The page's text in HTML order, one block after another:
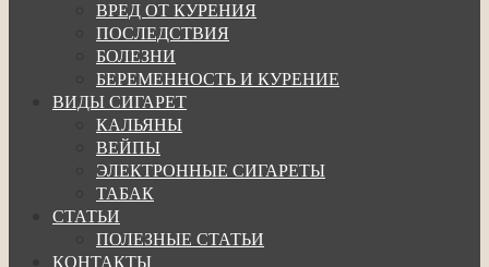
ВРЕД ОТ КУРЕНИЯ
ПОСЛЕДСТВИЯ
БОЛЕЗНИ
БЕРЕМЕННОСТЬ И КУРЕНИЕ
ВИДЫ СИГАРЕТ
КАЛЬЯНЫ
ВЕЙПЫ
ЭЛЕКТРОННЫЕ СИГАРЕТЫ
ТАБАК
СТАТЬИ
ПОЛЕЗНЫЕ СТАТЬИ
КОНТАКТЫ